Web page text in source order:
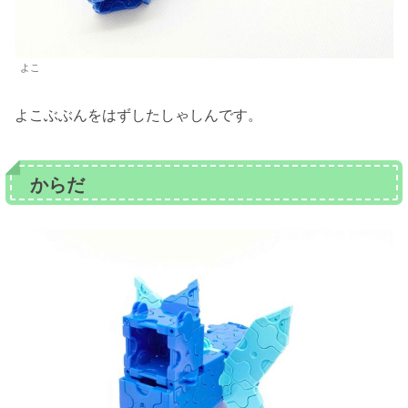
よこ
よこぶぶんをはずしたしゃしんです。
からだ